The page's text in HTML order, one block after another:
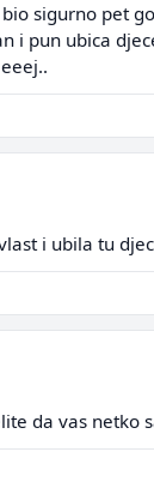
sigurno pet
i pun ubica
i ubila tu
da vas netko